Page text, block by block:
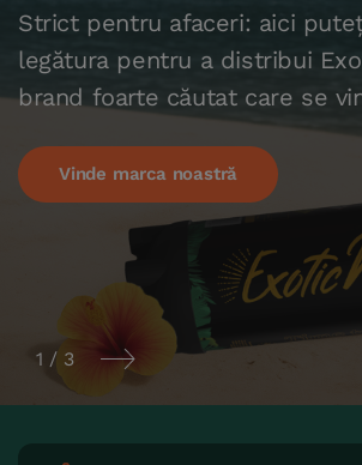
Strict pentru afaceri: aici
legătura pentru a distribui
brand foarte căutat care se
Vinde marca noastră
1 / 3